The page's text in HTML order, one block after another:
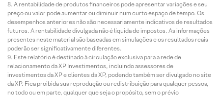
A rentabilidade de produtos financeiros pode apresentar variações e seu
preço ou valor pode aumentar ou diminuir num curto espaço de tempo. Os
desempenhos anteriores não são necessariamente indicativos de resultados
futuros. A rentabilidade divulgada não é líquida de impostos. As informações
presentes neste material são baseadas em simulações e os resultados reais
poderão ser significativamente diferentes.
Este relatório é destinado à circulação exclusiva para a rede de
relacionamento da XP Investimentos, incluindo assessores de
investimentos da XP e clientes da XP, podendo também ser divulgado no site
da XP. Fica proibida sua reprodução ou redistribuição para qualquer pessoa,
no todo ou em parte, qualquer que seja o propósito, sem o prévio